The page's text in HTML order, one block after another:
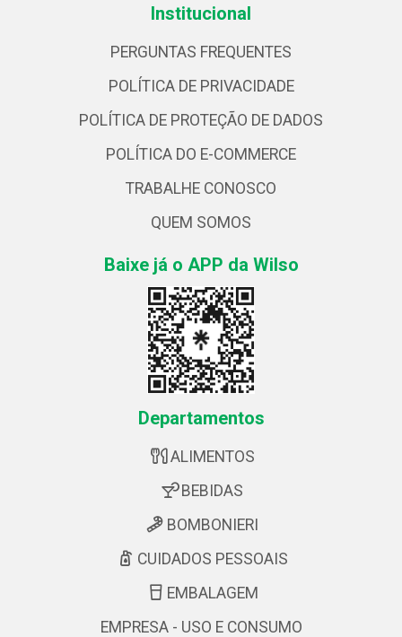
Institucional
PERGUNTAS FREQUENTES
POLÍTICA DE PRIVACIDADE
POLÍTICA DE PROTEÇÃO DE DADOS
POLÍTICA DO E-COMMERCE
TRABALHE CONOSCO
QUEM SOMOS
Baixe já o APP da Wilso
Departamentos
ALIMENTOS
BEBIDAS
BOMBONIERI
CUIDADOS PESSOAIS
EMBALAGEM
EMPRESA - USO E CONSUMO